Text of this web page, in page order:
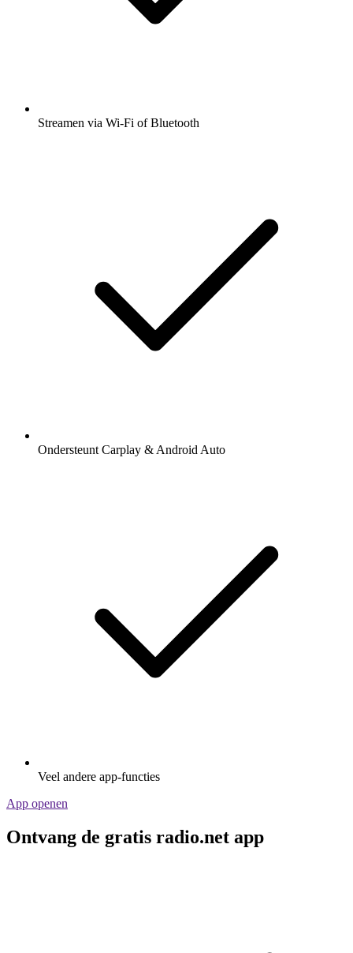
Streamen via Wi-Fi of Bluetooth
Ondersteunt Carplay & Android Auto
Veel andere app-functies
App openen
Ontvang de gratis radio.net app